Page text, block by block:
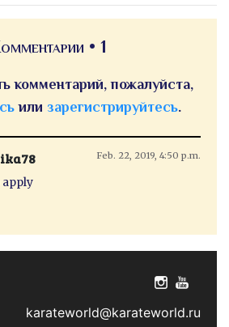
• 1
комментарий, пожалуйста,
или зарегистрируйтесь.
Feb. 22, 2019, 4:50 p.m.
apply
karateworld@karateworld.ru